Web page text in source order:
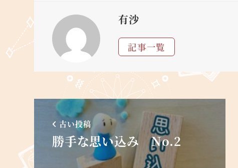
有沙
記事一覧
古い投稿
勝手な思い込み No.2